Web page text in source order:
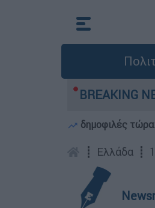
BREAKING
outsider ήταν αδυναμία,
δημοφιλές
┋ Ελλάδα ┋